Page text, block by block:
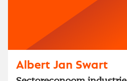
Albert Jan Swart